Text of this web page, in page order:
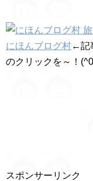
にほんブログ村←記
のクリックを～！
スポンサーリンク